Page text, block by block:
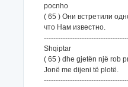
pocnho
( 65 ) Они встретили
что Нам известно.
Shqiptar
( 65 ) dhe gjetën një rob
Jonë me dijeni të plotë.